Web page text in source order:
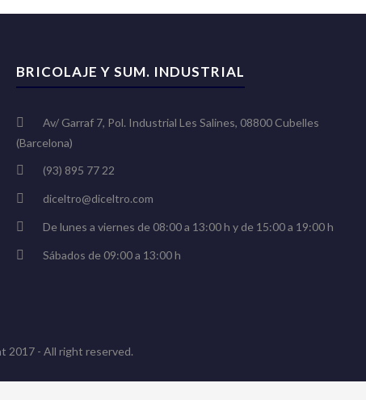
BRICOLAJE Y SUM. INDUSTRIAL
Av/ Garraf 7, Pol. Industrial Les Salines, 08800 Cubelles
(Barcelona)
(93) 895 77 22
diceltro@diceltro.com
De lunes a viernes de 08:00 a 13:00 h y de 15:00 a 19:00 h
Sábados de 09:00 a 13:00 h
2017 - All right reserved.